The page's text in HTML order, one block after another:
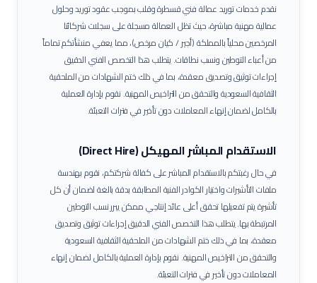
نقدم خدمات توريد عمالةفني قسطرة وقلببموجب عقود توريد وحلول
عمالية مهنية مباشرة، حيث تظل العمالة مسجلة على سجلات شركائنا
المرخصين محلياً بالمملكة (أجير / كيان مرخص)، مما يعفي منشأتكم تماماً
من أعباء التوطين ونسب نطاقات.يتطلب هذا التخصص الفني الدقيق
إجراءات توثيق وتصديق معقدة، بما في ذلك ختم الشهادات من الملحقية
الثقافية السعودية والتحقق من التراخيص المهنية. نقوم بإدارة العملية
بالكامل لضمان إنهاء المعاملات دون تأخير في فترات التعبئة.
الاستقدام المباشر المهيكل (Direct Hire)
في حال رغبتكم بالاستقدام المباشر على كفالة شركتكم، نقوم بهندسة
ملفات التأشيرات واختيار الكوادر الفنية المطابقة بدقة بالغة لضمان أن كل
تأشيرة يتم تفعيلها تحقق أعلى عائد إنتاجي ممكن يبرر نسب التوطين
المرتبطة بها.يتطلب هذا التخصص الفني الدقيق إجراءات توثيق وتصديق
معقدة، بما في ذلك ختم الشهادات من الملحقية الثقافية السعودية
والتحقق من التراخيص المهنية. نقوم بإدارة العملية بالكامل لضمان إنهاء
المعاملات دون تأخير في فترات التعبئة.